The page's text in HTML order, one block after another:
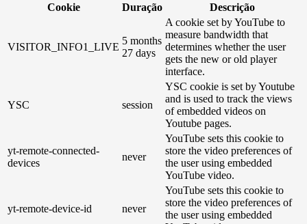
Cookie
Duração Descrição
VISITOR_INFO1_LIVE
5 months
27 days
A cookie set by YouTube to
measure bandwidth that
determines whether the user
gets the new or old player
interface.
YSC session
YSC cookie is set by Youtube
and is used to track the views
of embedded videos on
Youtube pages.
yt-remote-connected-
devices
never
YouTube sets this cookie to
store the video preferences of
the user using embedded
YouTube video.
yt-remote-device-id never
YouTube sets this cookie to
store the video preferences of
the user using embedded